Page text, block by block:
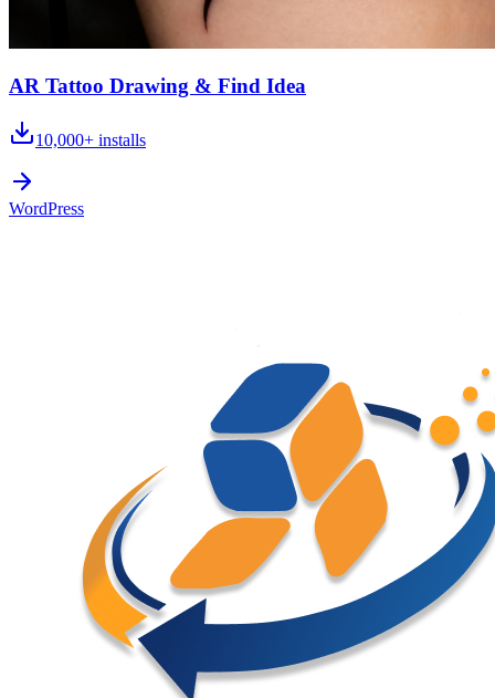
AR Tattoo Drawing & Find Idea
10,000+ installs
WordPress